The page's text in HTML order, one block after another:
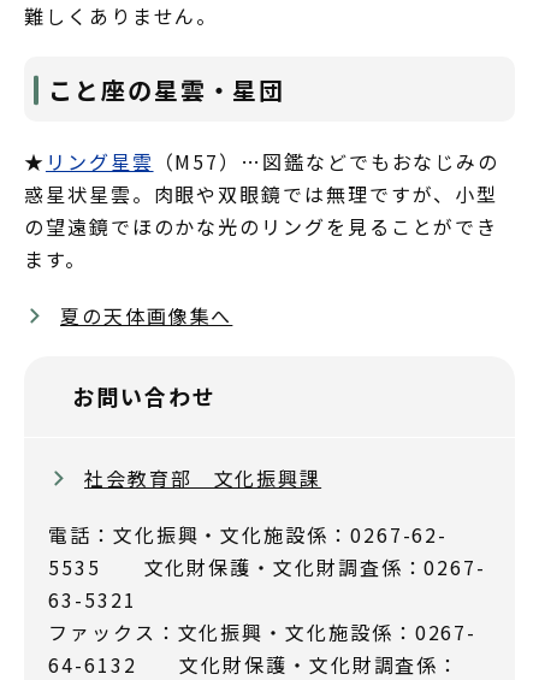
難しくありません。
こと座の星雲・星団
★ リング星雲 （M57）…図鑑などでもおなじみの
惑星状星雲。肉眼や双眼鏡では無理ですが、小型
の望遠鏡でほのかな光のリングを見ることができ
ます。
夏の天体画像集へ
お問い合わせ
社会教育部 文化振興課
電話：文化振興・文化施設係：0267-62-
5535 文化財保護・文化財調査係：0267-
63-5321
ファックス：文化振興・文化施設係：0267-
64-6132 文化財保護・文化財調査係：